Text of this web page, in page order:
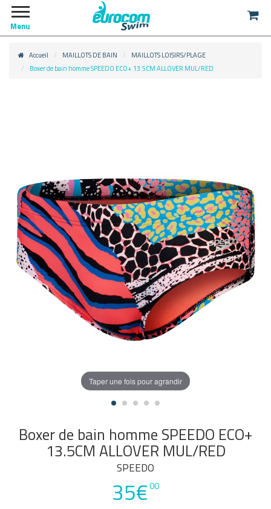
Menu
Accueil MAILLOTS DE BAIN
MAILLOTS LOISIRS/PLAGE
Boxer de bain homme SPEEDO ECO+ 13.5CM ALLOVER MUL/RED
Taper une fois pour agrandir
Boxer de bain homme SPEEDO ECO+
13.5CM ALLOVER MUL/RED
SPEEDO
35€00